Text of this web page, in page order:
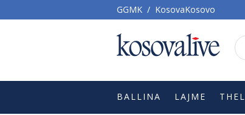
GGMK / KosovaKosovo
BALLINA LAJME